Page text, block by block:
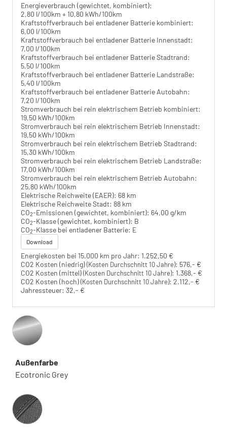
Energieverbrauch (gewichtet, kombiniert):
2,80 l/100km + 10,80 kWh/100km
Kraftstoffverbrauch bei entladener Batterie kombiniert:
6,00 l/100km
Kraftstoffverbrauch bei entladener Batterie Innenstadt:
7,00 l/100km
Kraftstoffverbrauch bei entladener Batterie Stadtrand:
5,50 l/100km
Kraftstoffverbrauch bei entladener Batterie Landstraße:
5,40 l/100km
Kraftstoffverbrauch bei entladener Batterie Autobahn:
7,20 l/100km
Stromverbrauch bei rein elektrischem Betrieb kombiniert:
19,50 kWh/100km
Stromverbrauch bei rein elektrischem Betrieb Innenstadt:
19,50 kWh/100km
Stromverbrauch bei rein elektrischem Betrieb Stadtrand:
15,30 kWh/100km
Stromverbrauch bei rein elektrischem Betrieb Landstraße:
17,00 kWh/100km
Stromverbrauch bei rein elektrischem Betrieb Autobahn:
25,80 kWh/100km
Elektrische Reichweite (EAER): 68 km
Elektrische Reichweite Stadt: 88 km
CO2-Emissionen (gewichtet, kombiniert): 64,00 g/km
CO2-Klasse (gewichtet, kombiniert): B
CO2-Klasse bei entladener Batterie: E
Download
Energiekosten bei 15.000 km pro Jahr: 1.252,50 €
CO2 Kosten (niedrig)(Kosten Durchschnitt 10 Jahre): 576,- €
CO2 Kosten (mittel)(Kosten Durchschnitt 10 Jahre): 1.368,- €
CO2 Kosten (hoch)(Kosten Durchschnitt 10 Jahre): 2.112,- €
Jahressteuer: 32,- €
Außenfarbe
Ecotronic Grey
Innenausstattung